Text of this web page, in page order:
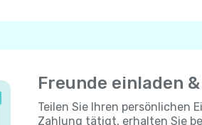
Freunde einladen
Teilen Sie Ihren persönlichen
Zahlung tätigt, erhalten Sie